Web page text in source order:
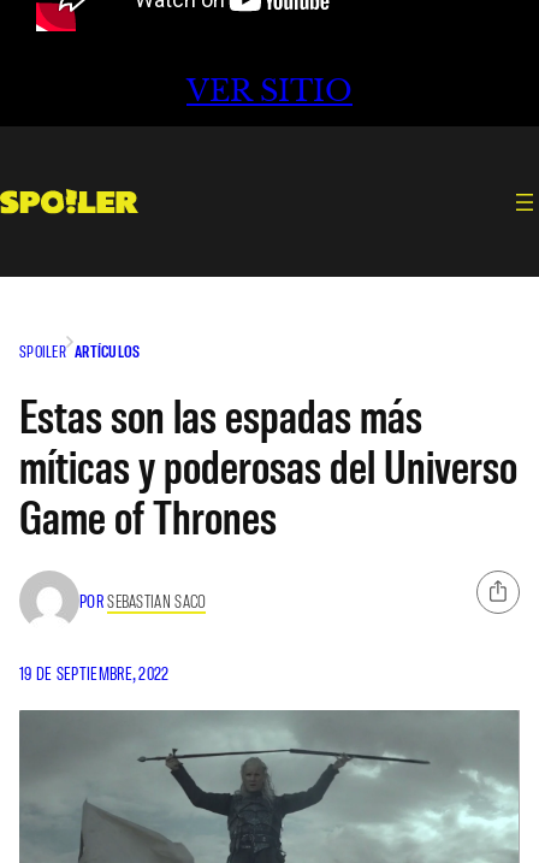
VER SITIO
SPOILER ARTÍCULOS
Estas son las espadas más
míticas y poderosas del Universo
Game of Thrones
PORSEBASTIAN SACO
19 DE SEPTIEMBRE, 2022